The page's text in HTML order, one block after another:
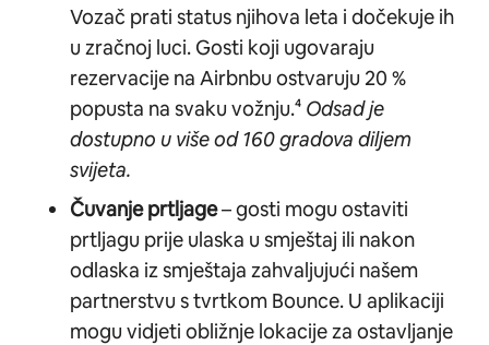
Vozač prati status njihova leta i dočekuje ih
u zračnoj luci. Gosti koji ugovaraju
rezervacije na Airbnbu ostvaruju 20 %
popusta na svaku vožnju.⁴ Odsad je
dostupno u više od 160 gradova diljem
svijeta.
Čuvanje prtljage– gosti mogu ostaviti
prtljagu prije ulaska u smještaj ili nakon
odlaska iz smještaja zahvaljujući našem
partnerstvu s tvrtkom Bounce. U aplikaciji
mogu vidjeti obližnje lokacije za ostavljanje